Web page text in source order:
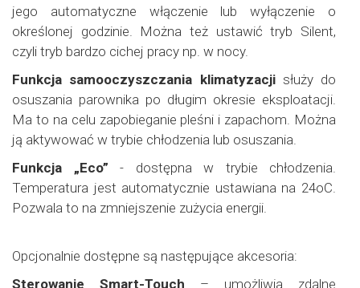
jego automatyczne włączenie lub wyłączenie o
określonej godzinie. Można też ustawić tryb Silent,
czyli tryb bardzo cichej pracy np. w nocy.
Funkcja samooczyszczania klimatyzacjisłuży do
osuszania parownika po długim okresie eksploatacji.
Ma to na celu zapobieganie pleśni i zapachom. Można
ją aktywować w trybie chłodzenia lub osuszania.
Funkcja „Eco” - dostępna w trybie chłodzenia.
Temperatura jest automatycznie ustawiana na 24oC.
Pozwala to na zmniejszenie zużycia energii.
Opcjonalnie dostępne są następujące akcesoria:
Sterowanie Smart-Touch – umożliwia zdalne